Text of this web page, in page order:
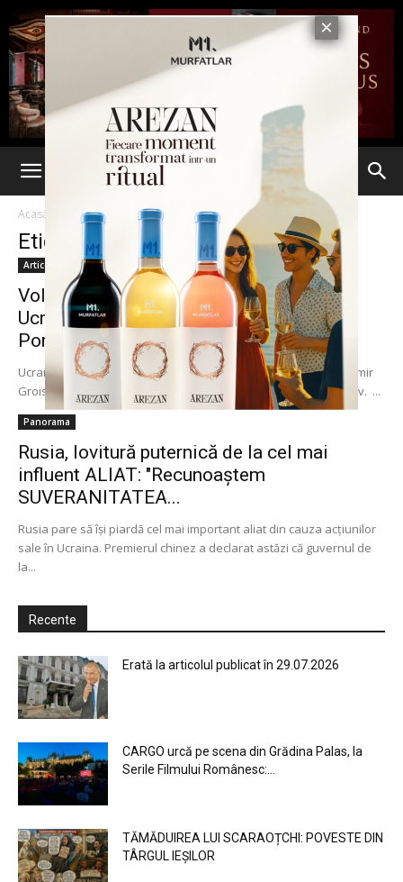
Acasă Etichete Aliat
Etichetă: aliat
Articole
Volodimir Groisman, noul premier al
Ucrainei, aliat al preşedintelui Petro
Poroşenko
Ucraina are un nou premier, cel mai tânăr din istoria sa. Volodimir
Groisman a fost confirmat în funcţie de parlamentarii de la Kiev. ...
Panorama
Rusia, lovitură puternică de la cel mai
influent ALIAT: "Recunoaştem
SUVERANITATEA...
Rusia pare să îşi piardă cel mai important aliat din cauza acţiunilor
sale în Ucraina. Premierul chinez a declarat astăzi că guvernul de
la...
Recente
Erată la articolul publicat în 29.07.2026
CARGO urcă pe scena din Grădina Palas, la
Serile Filmului Românesc:...
TĂMĂDUIREA LUI SCARAOȚCHI: POVESTE DIN
TÂRGUL IEȘILOR